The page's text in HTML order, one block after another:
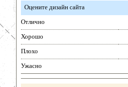
Оцените дизайн сайта
Отлично
Хорошо
Плохо
Ужасно